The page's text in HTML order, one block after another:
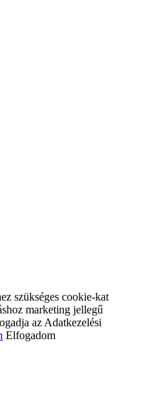
szükséges cookie-kat
marketing jellegű
az Adatkezelési
Elfogadom